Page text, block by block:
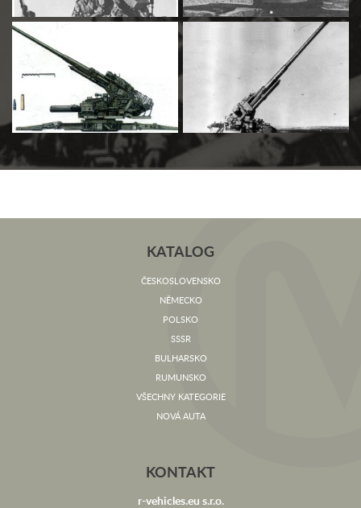
KATALOG
ČESKOSLOVENSKO
NĚMECKO
POLSKO
SSSR
BULHARSKO
RUMUNSKO
VŠECHNY KATEGORIE
NOVÁ AUTA
KONTAKT
r-vehicles.eu s.r.o.